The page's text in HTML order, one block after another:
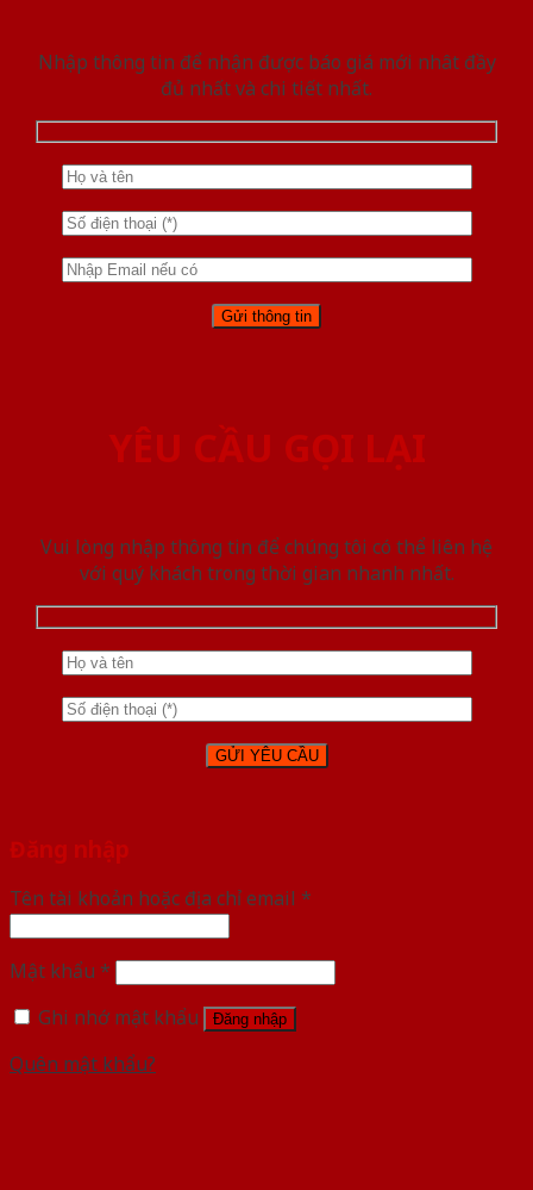
Nhập thông tin để nhận được báo giá mới nhât đầy
đủ nhất và chi tiết nhất.
YÊU CẦU GỌI LẠI
Vui lòng nhập thông tin để chúng tôi có thể liên hệ
với quý khách trong thời gian nhanh nhất.
Đăng nhập
Tên tài khoản hoặc địa chỉ email *
Mật khẩu *
Ghi nhớ mật khẩu
Đăng nhập
Quên mật khẩu?